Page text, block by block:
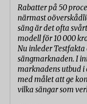
Rabatter på 50
närmast
säng är det ofta
modell för 10 000
Nu inleder
sängmarknaden. I
marknadens utbud
med målet att ge
vilka sängar som